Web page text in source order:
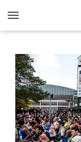
Toggle
navigation